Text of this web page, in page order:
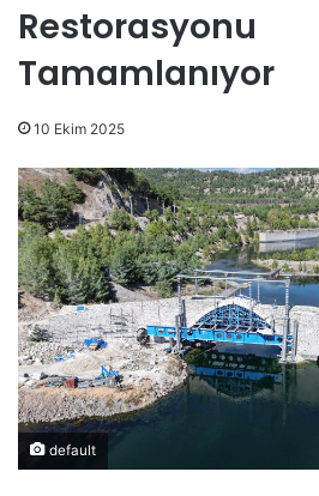
Restorasyonu
Tamamlanıyor
10 Ekim 2025
default